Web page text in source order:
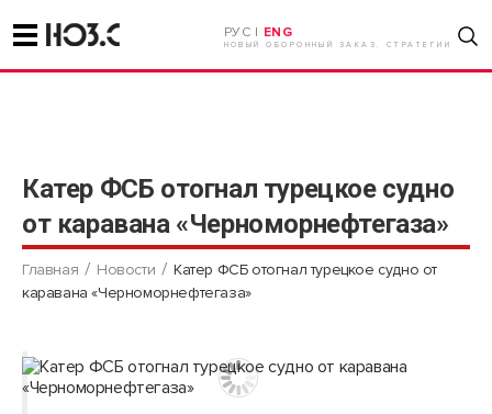
РУС | ENG
НОВЫЙ ОБОРОННЫЙ ЗАКАЗ. СТРАТЕГИИ
Катер ФСБ отогнал турецкое судно
от каравана «Черноморнефтегаза»
Главная Новости
Катер ФСБ отогнал турецкое судно от
каравана «Черноморнефтегаза»